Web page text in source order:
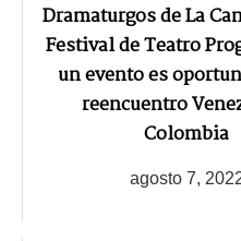
Dramaturgos de La
Festival de Teatro
un evento es
reencuentro
Colombia
agosto 7,